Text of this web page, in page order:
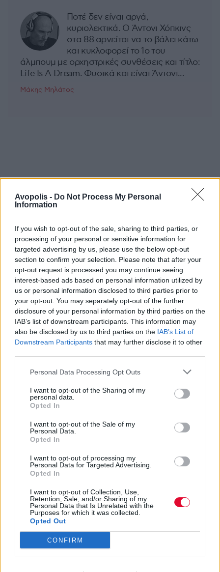
Avopolis - Do Not Process My Personal
Information
If you wish to opt-out of the sale, sharing to third parties, or
processing of your personal or sensitive information for
targeted advertising by us, please use the below opt-out
section to confirm your selection. Please note that after your
opt-out request is processed you may continue seeing
interest-based ads based on personal information utilized by
us or personal information disclosed to third parties prior to
your opt-out. You may separately opt-out of the further
disclosure of your personal information by third parties on the
IAB’s list of downstream participants. This information may
also be disclosed by us to third parties on the IAB’s List of
Downstream Participants that may further disclose it to other
Personal Data Processing Opt Outs
I want to opt-out of the Sharing of my
personal data.
Opted In
I want to opt-out of the Sale of my
Personal Data.
Opted In
I want to opt-out of processing my
Personal Data for Targeted Advertising.
Opted In
I want to opt-out of Collection, Use,
Retention, Sale, and/or Sharing of my
Personal Data that Is Unrelated with the
Purposes for which it was collected.
Opted Out
CONFIRM
Ποτέ δεν είναι αργά,
κυριολεκτικά. Ο Άντονι Χόπκινς
στα 88 αρνείται να το βάλει κάτω
και κυκλοφορεί το 1ο του
άλμπουμ με ορχηστρικές συνθέσεις και τίτλο:
Life Is A Dream. Φυσικά και είναι Άντονι...
Μάκης Μηλάτος